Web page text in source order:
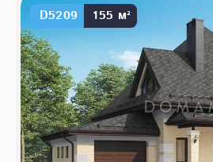
D5209 155 м²